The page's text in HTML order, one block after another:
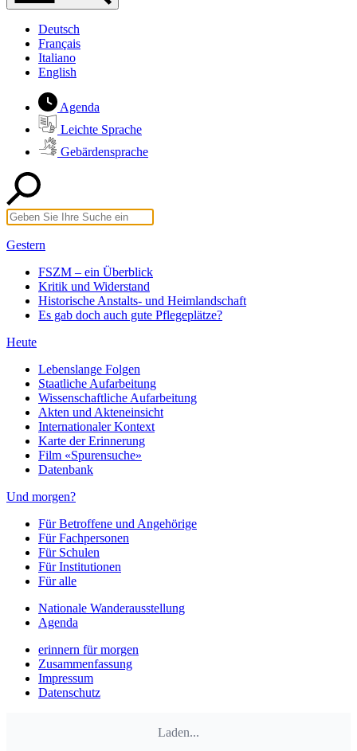
Deutsch
Français
Italiano
English
Agenda
Leichte Sprache
Gebärdensprache
Gestern
FSZM – ein Überblick
Kritik und Widerstand
Historische Anstalts- und Heimlandschaft
Es gab doch auch gute Pflegeplätze?
Heute
Lebenslange Folgen
Staatliche Aufarbeitung
Wissenschaftliche Aufarbeitung
Akten und Akteneinsicht
Internationaler Kontext
Karte der Erinnerung
Film «Spurensuche»
Datenbank
Und morgen?
Für Betroffene und Angehörige
Für Fachpersonen
Für Schulen
Für Institutionen
Für alle
Nationale Wanderausstellung
Agenda
erinnern für morgen
Zusammenfassung
Impressum
Datenschutz
Laden...